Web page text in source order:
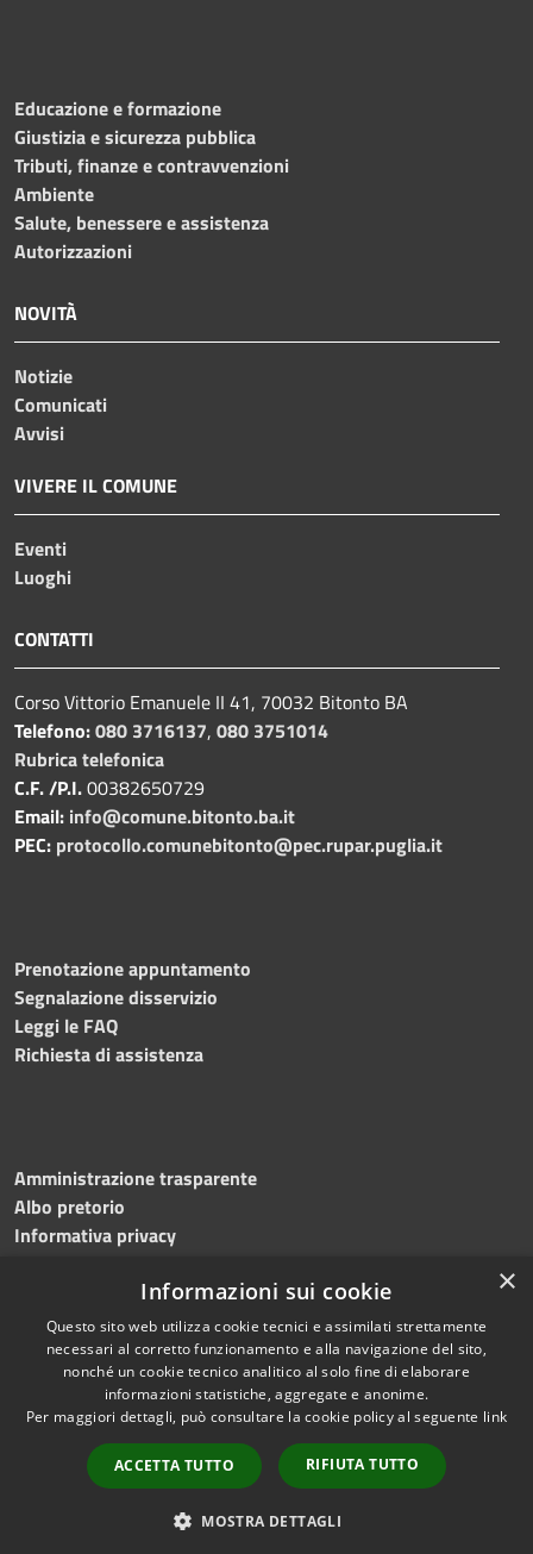
Educazione e formazione
Giustizia e sicurezza pubblica
Tributi, finanze e contravvenzioni
Ambiente
Salute, benessere e assistenza
Autorizzazioni
NOVITÀ
Notizie
Comunicati
Avvisi
VIVERE IL COMUNE
Eventi
Luoghi
CONTATTI
Corso Vittorio Emanuele II 41, 70032 Bitonto BA
Telefono:080 3716137, 080 3751014
Rubrica telefonica
C.F. /P.I.00382650729
Email: info@comune.bitonto.ba.it
PEC: protocollo.comunebitonto@pec.rupar.puglia.it
Prenotazione appuntamento
Segnalazione disservizio
Leggi le FAQ
Richiesta di assistenza
Amministrazione trasparente
Albo pretorio
Informativa privacy
Dichiarazione di accessibilità Meccanismo di feedback
RSS
Accessibilità
Copyright © 2026 • Comune di
Municipium•
Accesso
redazione
×
Informazioni sui cookie
Questo sito web utilizza cookie tecnici e assimilati strettamente
necessari al corretto funzionamento e alla navigazione del sito,
nonché un cookie tecnico analitico al solo fine di elaborare
informazioni statistiche, aggregate e anonime.
Per maggiori dettagli, può consultare la cookie policy al seguente link
ACCETTA TUTTO RIFIUTA TUTTO
MOSTRA DETTAGLI